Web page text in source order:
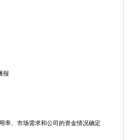
报
率、市场需求和公司的资金情况确定